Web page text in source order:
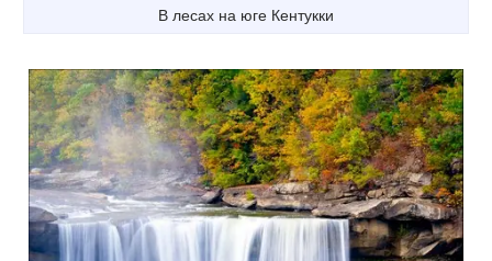
В лесах на юге Кентукки